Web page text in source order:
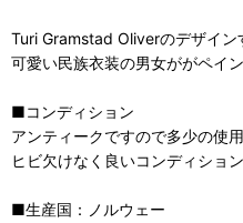
Turi Gramstad Oliverのデザイン
可愛い民族衣装の男女ががペイ
■コンディション
アンティークですので多少の使
ヒビ欠けなく良いコンディション
■生産国：ノルウェー